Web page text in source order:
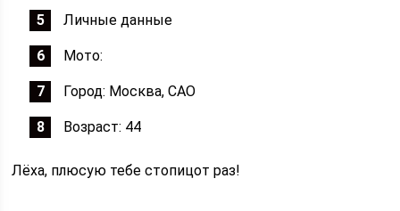
Личные данные
Мото:
Город: Москва, САО
Возраст: 44
Лёха, плюсую тебе стопицот раз!